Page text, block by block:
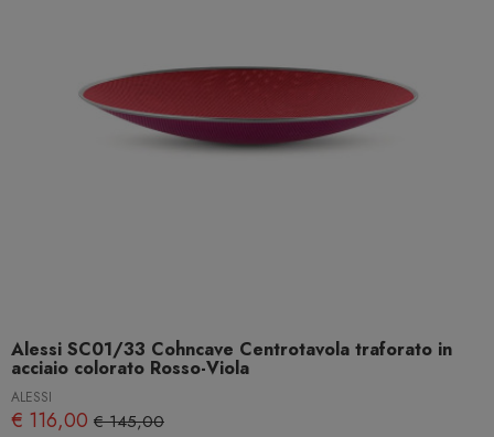
Alessi SC01/33 Cohncave Centrotavola traforato in
acciaio colorato Rosso-Viola
ALESSI
€ 116,00 € 145,00